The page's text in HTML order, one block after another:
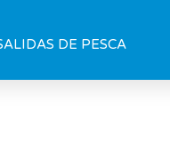
DE PESCA